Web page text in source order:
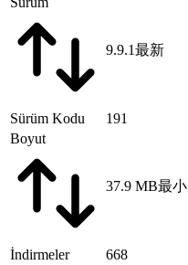
9.9.1最新
Sürüm Kodu 191
Boyut
37.9 MB最小
İndirmeler 668